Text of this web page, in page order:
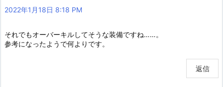
2022年1月18日 8:18 PM
それでもオーバーキルしてそうな装備ですね……。
参考になったようで何よりです。
返信